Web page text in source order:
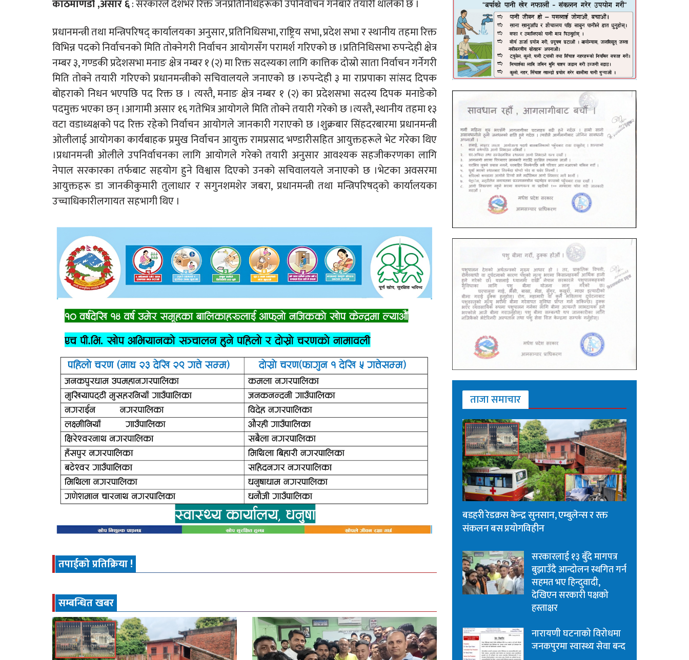
काठमाणडौं ,असार ६: सरकारले देशभर रिक्त जनप्रतिनिधिहरूको उपनिर्वाचन गर्नेबारे तयारी थालेको छ ।
प्रधानमन्त्री तथा मन्त्रिपरिषद् कार्यालयका अनुसार, प्रतिनिधिसभा, राष्ट्रिय सभा, प्रदेश सभा र स्थानीय तहमा रिक्त
विभिन्न पदको निर्वाचनको मिति तोक्नेगरी निर्वाचन आयोगसँग परामर्श गरिएको छ ।प्रतिनिधिसभा रुपन्देही क्षेत्र
नम्बर ३, गण्डकी प्रदेशसभा मनाङ क्षेत्र नम्बर १ (२) मा रिक्त सदस्यका लागि कात्तिक दोस्रो साता निर्वाचन गर्नेगरी
मिति तोक्ने तयारी गरिएको प्रधानमन्त्रीको सचिवालयले जनाएको छ ।रुपन्देही ३ मा राप्रपाका सांसद दिपक
बोहराको निधन भएपछि पद रिक्त छ । त्यस्तै, मनाङ क्षेत्र नम्बर १ (२) का प्रदेशसभा सदस्य दिपक मनाङेको
पदमुक्त भएका छन् ।आगामी असार १६ गतेभित्र आयोगले मिति तोक्ने तयारी गरेको छ ।त्यस्तै, स्थानीय तहमा १३
वटा वडाध्यक्षको पद रिक्त रहेको निर्वाचन आयोगले जानकारी गराएको छ ।शुक्रबार सिंहदरबारमा प्रधानमन्त्री
ओलीलाई आयोगका कार्यबाहक प्रमुख निर्वाचन आयुक्त रामप्रसाद भण्डारीसहित आयुक्तहरूले भेट गरेका थिए
।प्रधानमन्त्री ओलीले उपनिर्वाचनका लागि आयोगले गरेको तयारी अनुसार आवश्यक सहजीकरणका लागि
नेपाल सरकारका तर्फबाट सहयोग हुने विश्वास दिएको उनको सचिवालयले जनाएको छ ।भेटका अवसरमा
आयुक्तहरू डा जानकीकुमारी तुलाधार र सगुनशमशेर जबरा, प्रधानमन्त्री तथा मन्त्रिपरिषद्को कार्यालयका
उच्चाधिकारीलगायत सहभागी थिए ।
तपाईको प्रतिक्रिया !
सम्बन्धित खबर
ताजा समाचार
बडहरी रेडक्रस केन्द्र सुनसान, एम्बुलेन्स र रक्त
संकलन बस प्रयोगविहीन
सरकारलाई १३ बुँदे मागपत्र
बुझाउँदै आन्दोलन स्थगित गर्न
सहमत भए हिन्दुवादी,
देखिएन सरकारी पक्षको
हस्ताक्षर
नारायणी घटनाको विरोधमा
जनकपुरमा स्वास्थ्य सेवा बन्द